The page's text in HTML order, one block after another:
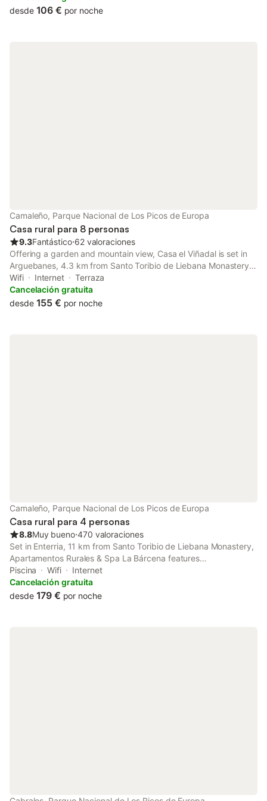
desde 106 € por noche
Camaleño, Parque Nacional de Los Picos de Europa
Casa rural para 8 personas
9.3Fantástico⋅62 valoraciones
Offering a garden and mountain view, Casa el Viñadal is set in
Arguebanes, 4.3 km from Santo Toribio de Liebana Monastery
and 13 km from Santa Maria de Lebeña Church.
Wifi Internet
Terraza
Cancelación gratuita
desde 155 € por noche
Camaleño, Parque Nacional de Los Picos de Europa
Casa rural para 4 personas
8.8Muy bueno⋅470 valoraciones
Set in Enterria, 11 km from Santo Toribio de Liebana Monastery,
Apartamentos Rurales & Spa La Bárcena features
accommodation with a hot tub, spa facilities and a solarium.
This country house features a heated pool, a garden and free
private parking.
Piscina Wifi
Internet
Cancelación gratuita
desde 179 € por noche